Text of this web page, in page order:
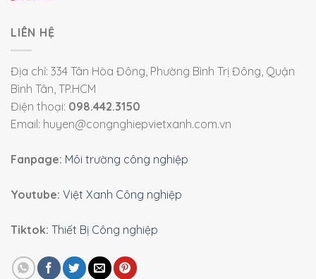
LIÊN HỆ
Địa chỉ: 334 Tân Hòa Đông, Phường Bình Trị Đông, Quận
Bình Tân, TP.HCM
Điện thoại: 098.442.3150
Email: huyen@congnghiepvietxanh.com.vn
Fanpage: Môi trường công nghiệp
Youtube: Việt Xanh Công nghiệp
Tiktok: Thiết Bị Công nghiệp